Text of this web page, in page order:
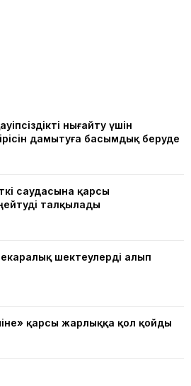
нығайту үшін
дамытуға басымдық беруде
саудасына қарсы
талқылады
шектеулерді алып
қарсы жарлыққа қол қойды